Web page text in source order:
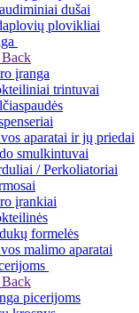
dušai
plovikliai
Back
įranga
trintuvai
aparatai ir jų priedai
smulkintuvai
/ Perkoliatoriai
įrankiai
formelės
malimo aparatai
Back
picerijoms